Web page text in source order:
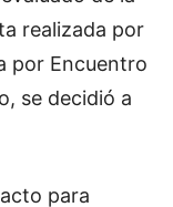
realizada por
por Encuentro
se decidió a
para